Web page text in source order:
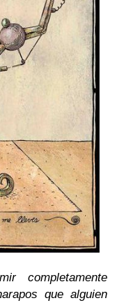
completamente
que alguien